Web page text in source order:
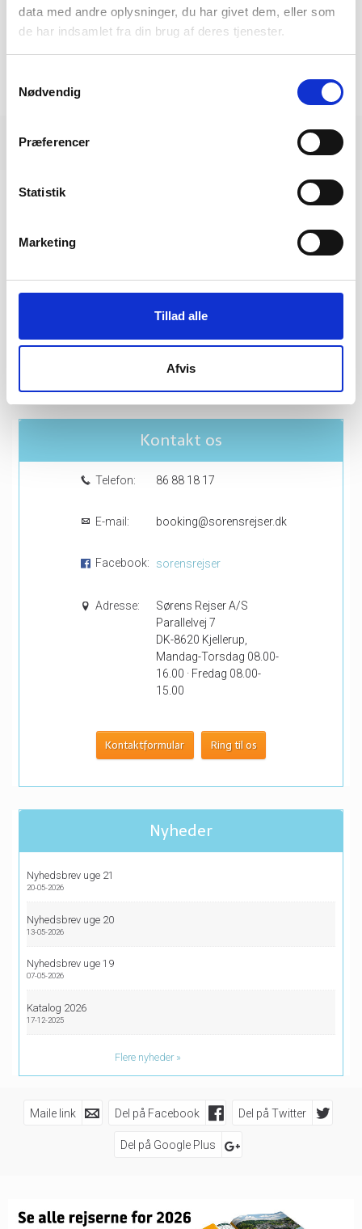
data med andre oplysninger, du har givet dem, eller som
de har indsamlet fra din brug af deres tjenester.
Nødvendig
Præferencer
Statistik
Marketing
Tillad alle
Afvis
Reception
Ja
Terrasse
Ja
Kort
Vis alle rejser
Kontakt os
Telefon: 86 88 18 17
E-mail: booking@sorensrejser.dk
Facebook: sorensrejser
Adresse:
Sørens Rejser A/S
Parallelvej 7
DK-8620 Kjellerup,
Mandag-Torsdag 08.00-
16.00 · Fredag 08.00-
15.00
Kontaktformular Ring til os
Nyheder
Nyhedsbrev uge 21
20-05-2026
Nyhedsbrev uge 20
13-05-2026
Nyhedsbrev uge 19
07-05-2026
Katalog 2026
17-12-2025
Flere nyheder
Maile link Del på Facebook Del på Twitter
Del på Google Plus